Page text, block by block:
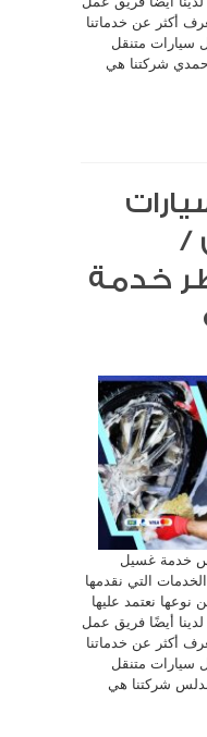
أكثر عن خدماتنا
سيارات متنقل
شركتنا هي
/
/ أشطر خدمة
خدمة غسيل
التي نقدمها
نوعها نعتمد عليها
أيضًا فريق عمل
أكثر عن خدماتنا
سيارات متنقل
شركتنا هي